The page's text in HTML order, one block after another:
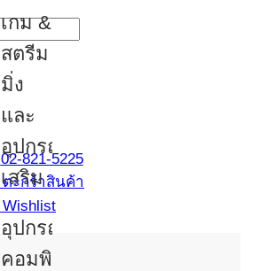
เกม &
สตรีม
มิ่ง
และ
อุปกรณ์
เสริม
อุปกรณ์
คอมพิวเตอร์
02-821-5225
ตะกร้าสินค้า
Wishlist